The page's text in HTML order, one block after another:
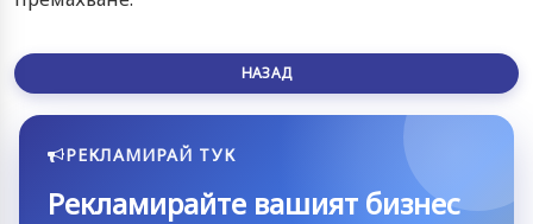
НАЗАД
РЕКЛАМИРАЙ ТУК
Рекламирайте вашият бизнес